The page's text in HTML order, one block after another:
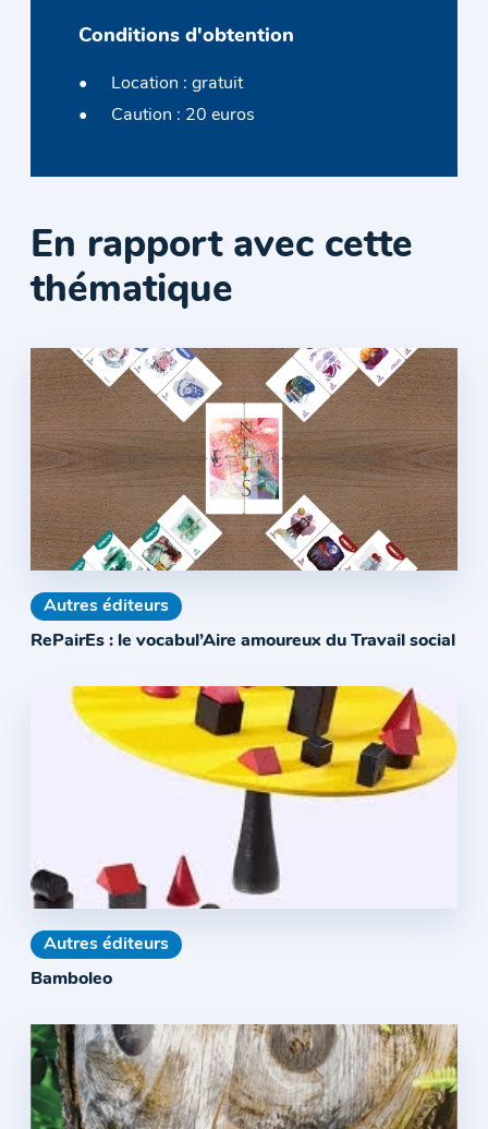
Conditions d'obtention
Location : gratuit
Caution : 20 euros
En rapport avec cette
thématique
Autres éditeurs
RePairEs : le vocabul’Aire amoureux du Travail social
Autres éditeurs
Bamboleo